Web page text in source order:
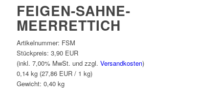
FEIGEN-SAHNE-
MEERRETTICH
Artikelnummer: FSM
Stückpreis: 3,90 EUR
(inkl. 7,00% MwSt. und zzgl. Versandkosten)
0,14 kg (27,86 EUR / 1 kg)
Gewicht: 0,40kg